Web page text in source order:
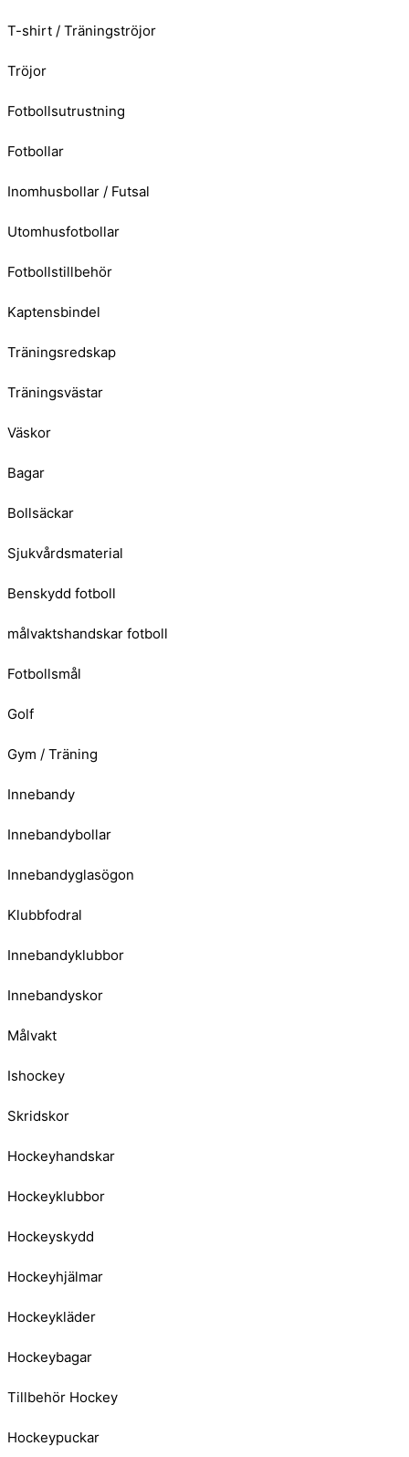
T-shirt / Träningströjor
Tröjor
Fotbollsutrustning
Fotbollar
Inomhusbollar / Futsal
Utomhusfotbollar
Fotbollstillbehör
Kaptensbindel
Träningsredskap
Träningsvästar
Väskor
Bagar
Bollsäckar
Sjukvårdsmaterial
Benskydd fotboll
målvaktshandskar fotboll
Fotbollsmål
Golf
Gym / Träning
Innebandy
Innebandybollar
Innebandyglasögon
Klubbfodral
Innebandyklubbor
Innebandyskor
Målvakt
Ishockey
Skridskor
Hockeyhandskar
Hockeyklubbor
Hockeyskydd
Hockeyhjälmar
Hockeykläder
Hockeybagar
Tillbehör Hockey
Hockeypuckar